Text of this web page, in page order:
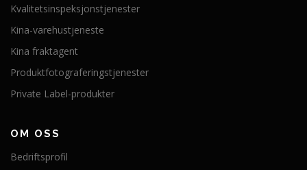
Kvalitetsinspeksjonstjenester
Kina-varehustjeneste
Kina fraktagent
Produktfotograferingstjenester
Private Label-produkter
OM OSS
Bedriftsprofil